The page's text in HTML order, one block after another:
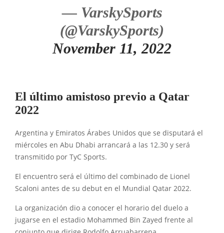
— VarskySports
(@VarskySports)
November 11, 2022
El último amistoso previo a Qatar
2022
Argentina y Emiratos Árabes Unidos que se disputará el
miércoles en Abu Dhabi arrancará a las 12.30 y será
transmitido por TyC Sports.
El encuentro será el último del combinado de Lionel
Scaloni antes de su debut en el Mundial Qatar 2022.
La organización dio a conocer el horario del duelo a
jugarse en el estadio Mohammed Bin Zayed frente al